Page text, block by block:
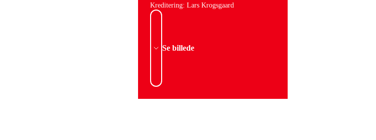
Kreditering: Lars Krogsgaard
Se billede